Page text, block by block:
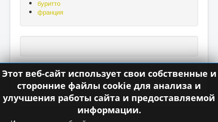
буритто
франция
Этот веб-сайт использует свои собственные и
сторонние файлы cookie для анализа и
улучшения работы сайта и предоставляемой
информации.